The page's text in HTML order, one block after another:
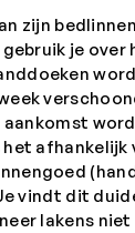
zijn
je over
afhankelijk
vindt dit
lakens